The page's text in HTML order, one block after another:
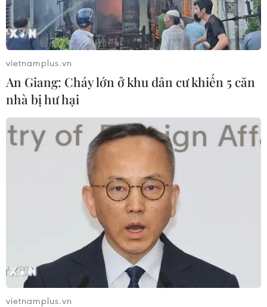
Iran lên tiếng kêu gọi điều tra các vụ tấn
công tàu ở vùng Vịnh
13/05/2019 07:30
Iran đưa ra lời kêu gọi trên sau khi UAE và Saudi Arabia
cho biết có một số tàu, trong đó có 2 tàu chở dầu, bị
"tấn công phá hoại" ở ngoài khơi bờ biển UAE.
vietnamplus.vn
An Giang: Cháy lớn ở khu dân cư khiến 5 căn
nhà bị hư hại
vietnamplus.vn